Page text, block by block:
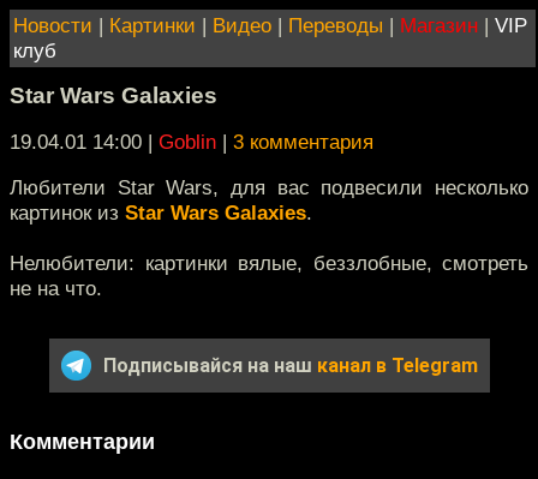
Новости | Картинки | Видео | Переводы | Магазин | VIP
клуб
Star Wars Galaxies
19.04.01 14:00 | Goblin | 3 комментария
Любители Star Wars, для вас подвесили несколько
картинок из Star Wars Galaxies.
Нелюбители: картинки вялые, беззлобные, смотреть
не на что.
Подписывайся на наш канал в Telegram
Комментарии